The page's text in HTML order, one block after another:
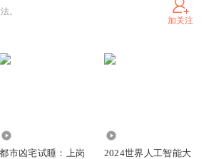
。
加关注
都市凶宅试睡：上岗
2024世界人工智能大